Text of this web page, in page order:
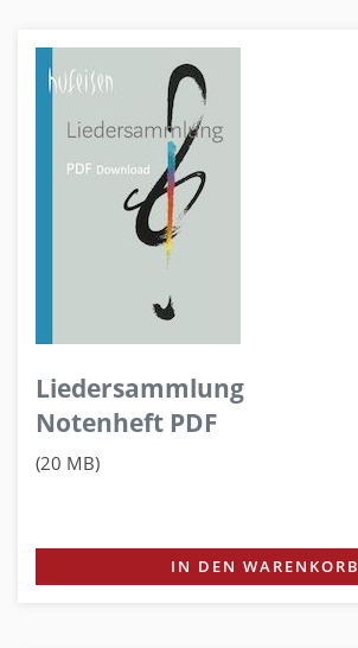
Liedersammlung
Notenheft PDF
(20 MB)
IN DEN WARENKORB